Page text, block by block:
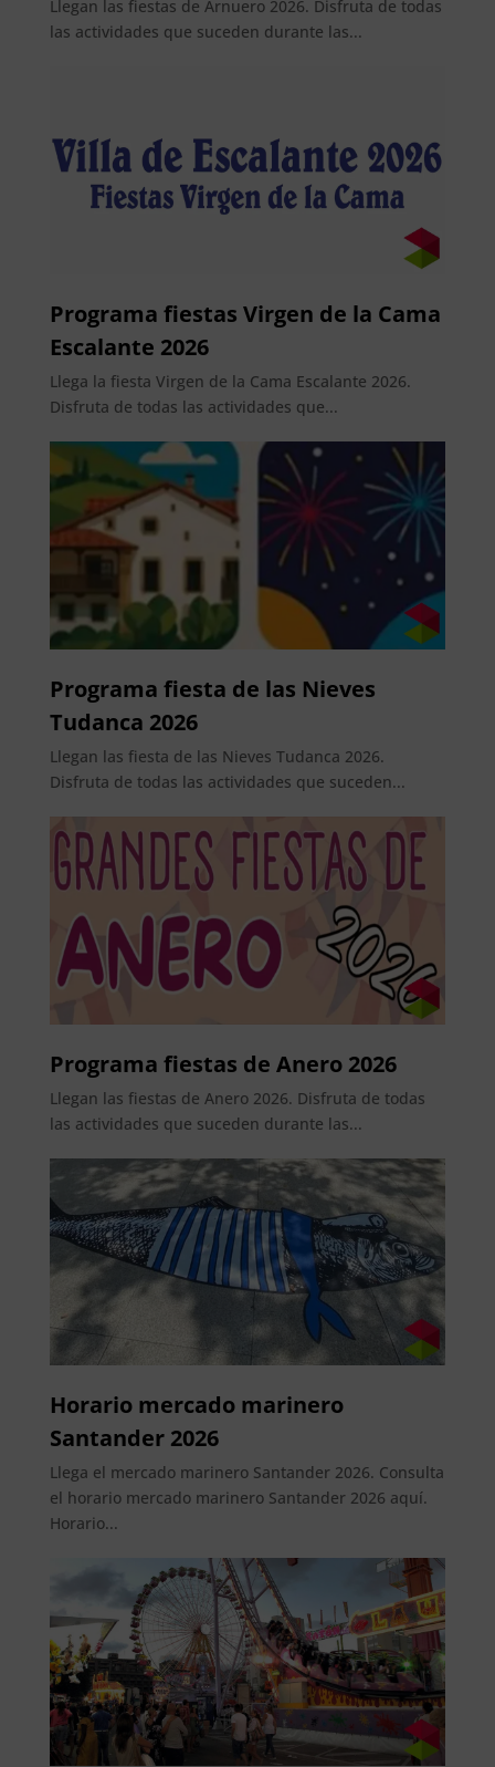
Llegan las fiestas de Arnuero 2026. Disfruta de todas
las actividades que suceden durante las...
Programa fiestas Virgen de la Cama
Escalante 2026
Llega la fiesta Virgen de la Cama Escalante 2026.
Disfruta de todas las actividades que...
Programa fiesta de las Nieves
Tudanca 2026
Llegan las fiesta de las Nieves Tudanca 2026.
Disfruta de todas las actividades que suceden...
Programa fiestas de Anero 2026
Llegan las fiestas de Anero 2026. Disfruta de todas
las actividades que suceden durante las...
Horario mercado marinero
Santander 2026
Llega el mercado marinero Santander 2026. Consulta
el horario mercado marinero Santander 2026 aquí.
Horario...